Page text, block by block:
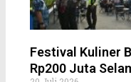
Festival Kuliner
Rp200 Juta